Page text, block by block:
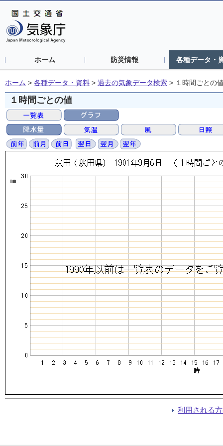
ホーム 防災情報 各種データ・
ホーム > 各種データ・資料 > 過去の気象データ検索 > １時間ごとの
１時間ごとの値
利用される